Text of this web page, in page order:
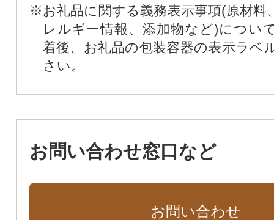
※お礼品に関する義務表示事項(原材料
レルギー情報、添加物など)につい
着後、お礼品の包装容器の表示ラベ
さい。
お問い合わせ窓口など
お問い合わせ